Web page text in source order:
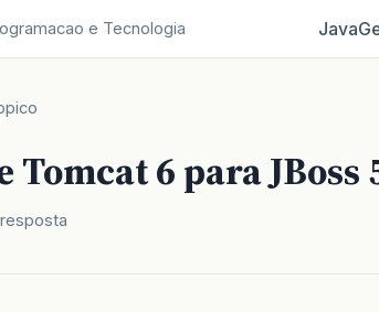
e Tecnologia Java
Tomcat 6 para JBoss
resposta